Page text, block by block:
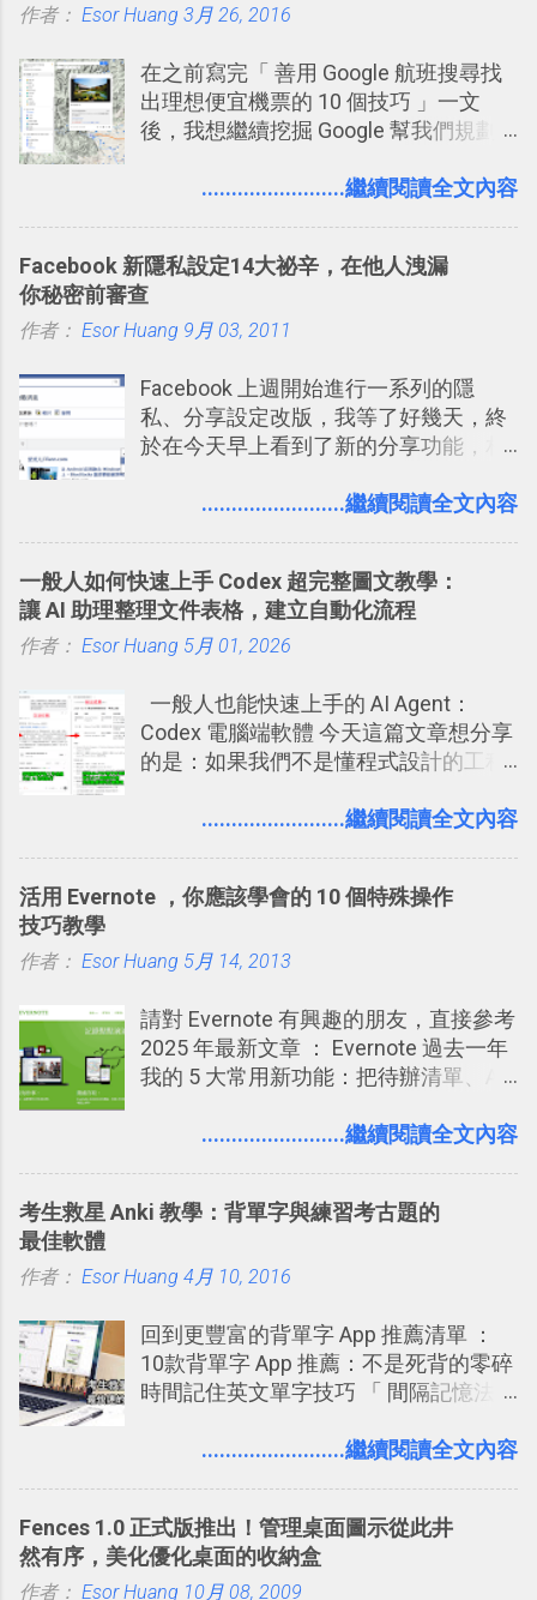
2016 年新增 ： 如何將 Trello 切換到繁
2016/7/7 新增 ： 如何活用 Trello 記
帳？我的理財計畫心得與看板範本
2016/7/13 新增： 如何將網頁資料快速
2016/8 新增： Trello 開放「強化功能」
技！最想要的強大 Trello 客製化範例教
學 2016/11 新增： [時間技客-7] 重要緊
急時間管理四象限在 Trello 活用與範本
用 Trello？ 8個專案排程協作重點技巧
2017/6 新增： 如何用 Trello 規劃自助
旅行？我的 Trello 行程計畫使用技巧教
卡片不再落落長？專案管理的5個關鍵
子彈筆記？我的 Trello GTD 方法範例看
板分享
（或是沒有好的印表機），又不想跑照
提供了印照片的服務 ，而且價格不貴，
可以立即拿到，操作流程也十分簡單。
之前我在電腦玩物分享過：「 不需買印
方便教學 」。這篇文章則從印照片出
作者： Esor Huang 3月 26, 2016
在之前寫完「 善用 Google 航班搜尋找
出理想便宜機票的 10 個技巧 」一文
後，我想繼續挖掘 Google 幫我們規劃
入的來聊聊 Google 的「我的地圖」服
線，對商務需求來說可以打造出一張一
張資料地圖（例如我之前在製作一本新
書時建立的「 台灣推薦空拍地點地圖
規劃自助旅行路線！ Google 「我的地
圖」在規劃自助旅行路線時可以解決許
多問題： 國外地點名稱地址常常難懂，
稱。 在規劃路線之外，自訂地圖還能補
時帶來好心情，二方面事後就是最好的
旅遊回憶之一。 自訂地圖還能跟朋友共
享合作，讓彼此都能在手機上查看這次
........................繼續閱讀全文內容
Facebook 新隱私設定14大祕辛，在他人洩漏
你秘密前審查
作者： Esor Huang 9月 03, 2011
Facebook 上週開始進行一系列的隱
私、分享設定改版，我等了好幾天，終
於在今天早上看到了新的分享功能，相
用新版的分享功能與隱私設定。 嚴格來
置。不過有一項很實用的設定是新增
的， 那就是可以 事先審查 朋友「標籤
你」的內容，決定要不要讓其他朋友看
標籤在他的訊息中，或是想把你標籤在
相片圖片裡，現在你都多了一個「事先
審查」的機制，可以決定這些你被標籤
鴉牆上，從而禁止可能的祕密被你其他
........................繼續閱讀全文內容
一般人如何快速上手 Codex 超完整圖文教學：
讓 AI 助理整理文件表格，建立自動化流程
作者： Esor Huang 5月 01, 2026
一般人也能快速上手的 AI Agent：
Codex 電腦端軟體 今天這篇文章想分享
的是：如果我們不是懂程式設計的工程
（ChatGPT） 的 Codex 工具？ 如何用
打造一個更自動化的電腦工作流程。
........................繼續閱讀全文內容
活用 Evernote ，你應該學會的 10 個特殊操作
技巧教學
作者： Esor Huang 5月 14, 2013
請對 Evernote 有興趣的朋友，直接參考
2025 年最新文章 ： Evernote 過去一年
我的 5 大常用新功能：把待辦清單、AI
介紹文章： 把不同筆記中的待辦清單統
大綱收合、目錄連結、錨點連結，整理
議記錄不麻煩！我常用兩個 Evernote AI
學： Evernote 新增類似 Google 文件的
「免帳號登入」多人同步編輯功能
........................繼續閱讀全文內容
考生救星 Anki 教學：背單字與練習考古題的
最佳軟體
作者： Esor Huang 4月 10, 2016
回到更豐富的背單字 App 推薦清單 ：
10款背單字 App 推薦：不是死背的零碎
時間記住英文單字技巧 「 間隔記憶法
短期記憶變成長期記憶。 舉例來說我今
強；然後下次快要忘記可能變成相隔一
個禮拜，這時再次複習，就能把記憶強
化，讓記憶延長到可能半個月；那時候
........................繼續閱讀全文內容
Fences 1.0 正式版推出！管理桌面圖示從此井
然有序，美化優化桌面的收納盒
作者： Esor Huang 10月 08, 2009